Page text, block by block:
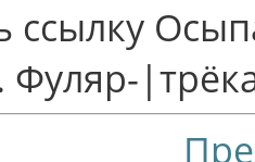
ссылку
Фуляр-